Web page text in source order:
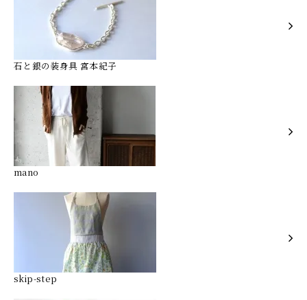
石と銀の装身具 宮本紀子
mano
skip-step